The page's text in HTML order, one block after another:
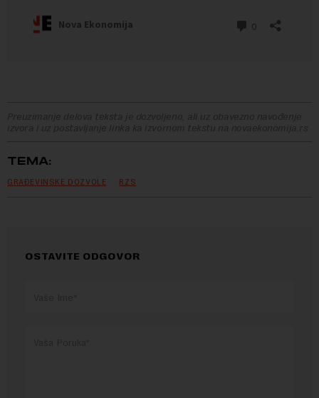
Preuzimanje delova teksta je dozvoljeno, ali uz obavezno navođenje
izvora i uz postavljanje linka ka izvornom tekstu na novaekonomija.rs
TEMA:
GRAĐEVINSKE DOZVOLE RZS
OSTAVITE ODGOVOR